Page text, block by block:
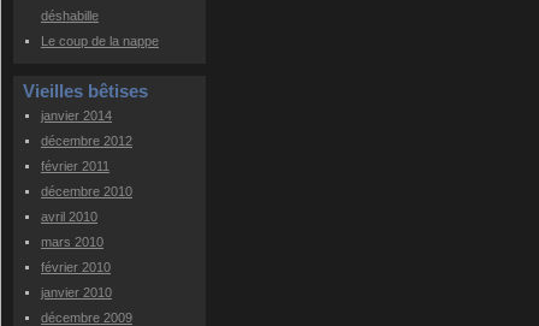
déshabille
Le coup de la nappe
Vieilles bêtises
janvier 2014
décembre 2012
février 2011
décembre 2010
avril 2010
mars 2010
février 2010
janvier 2010
décembre 2009